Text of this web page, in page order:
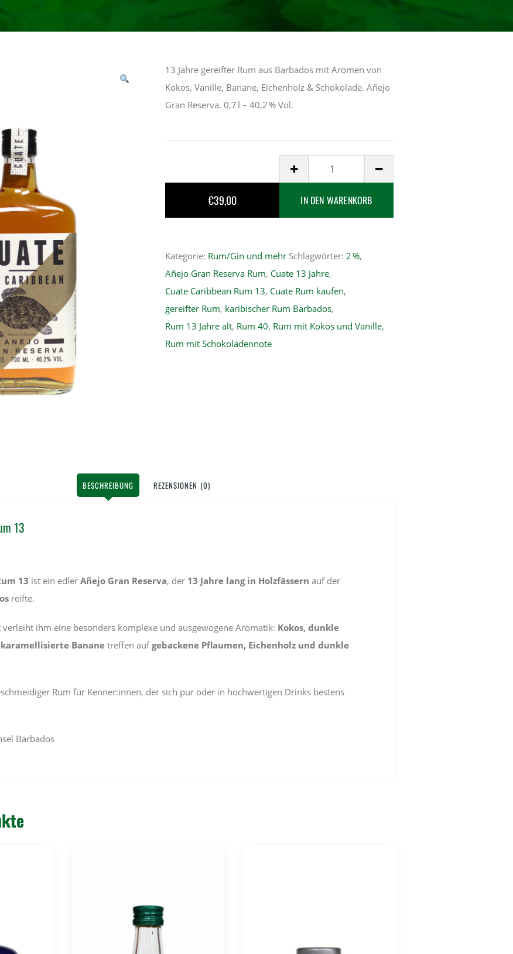
13 Jahre gereifter Rum aus Barbados mit Aromen von
Kokos, Vanille, Banane, Eichenholz & Schokolade. Añejo
Gran Reserva. 0,7 l – 40,2 % Vol.
Cuate
Caribbean
Rum
13
€39,00 IN DEN WARENKORB
Kategorie: Rum/Gin und mehr Schlagwörter:2 %,
Añejo Gran Reserva Rum, Cuate 13 Jahre,
Cuate Caribbean Rum 13, Cuate Rum kaufen,
gereifter Rum, karibischer Rum Barbados,
Rum 13 Jahre alt, Rum 40, Rum mit Kokos und Vanille,
Rum mit Schokoladennote
BESCHREIBUNG REZENSIONEN (0)
13
13 ist ein edler Añejo Gran Reserva, der 13 Jahre lang in Holzfässern auf der
reifte.
verleiht ihm eine besonders komplexe und ausgewogene Aromatik: Kokos, dunkle
Banane treffen aufgebackene Pflaumen, Eichenholz und dunkle
Rum für Kenner:innen, der sich pur oder in hochwertigen Drinks bestens
Barbados